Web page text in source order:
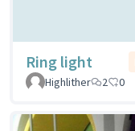
Ring light
Highlither
2 0